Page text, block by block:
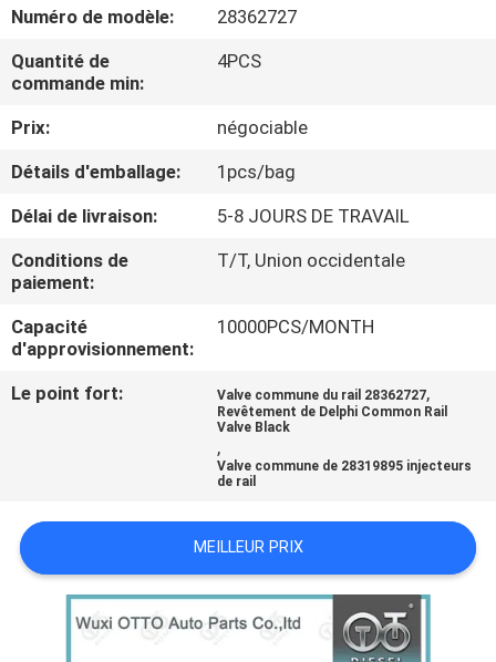
VISITE
L'USINE
CONTRÔLE
QUALITÉ
CONTACTEZ-
NOUS
AFFAIRES
SITEMAP
Numéro de modèle:
28362727
Quantité de
commande min:
4PCS
Prix:
négociable
Détails d'emballage:
1pcs/bag
Délai de livraison:
5-8 JOURS DE TRAVAIL
Conditions de
paiement:
T/T, Union occidentale
Capacité
d'approvisionnement:
10000PCS/MONTH
Le point fort: Valve commune du rail 28362727,
Revêtement de Delphi Common Rail
Valve Black
,
Valve commune de 28319895 injecteurs
de rail
MEILLEUR PRIX